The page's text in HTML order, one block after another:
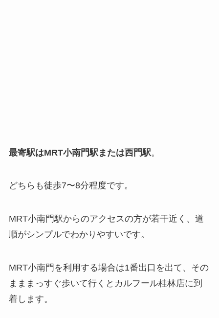
最寄駅はMRT小南門駅 または西門駅。
どちらも徒歩7〜8分程度です。
MRT小南門駅からのアクセスの方が若干近く、道
順がシンプルでわかりやすいです。
MRT小南門を利用する場合は1番出口を出て、その
まままっすぐ歩いて行くとカルフール桂林店に到
着します。